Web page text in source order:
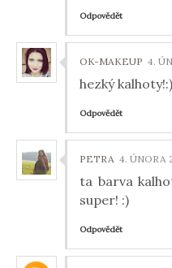
Odpovědět
OK-MAKEUP 4.
hezký
Odpovědět
PETRA 4. ÚNORA
ta barva
super! :)
Odpovědět